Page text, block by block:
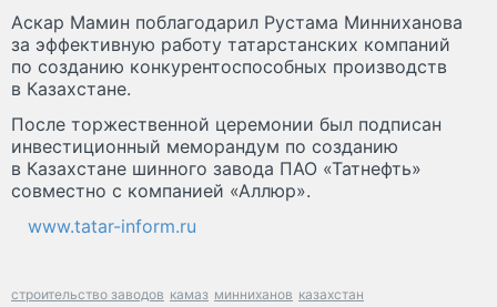
Аскар Мамин поблагодарил Рустама Минниханова
за эффективную работу татарстанских компаний
по созданию конкурентоспособных производств
в Казахстане.
После торжественной церемонии был подписан
инвестиционный меморандум по созданию
в Казахстане шинного завода ПАО «Татнефть»
совместно с компанией «Аллюр».
www.tatar-inform.ru
строительство заводов камаз минниханов казахстан